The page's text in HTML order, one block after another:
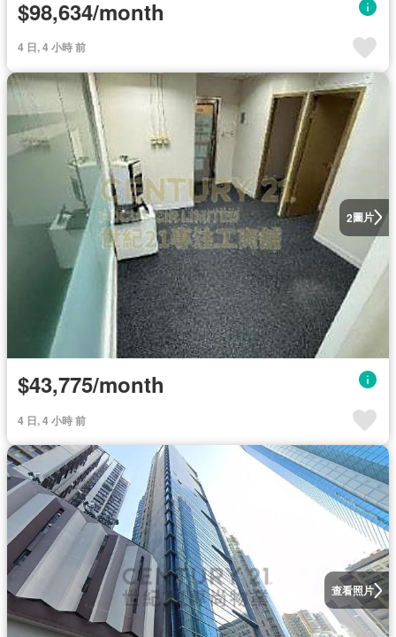
$98,634/month
4 日, 4 小時 前
2圖片
$43,775/month
4 日, 4 小時 前
查看照片